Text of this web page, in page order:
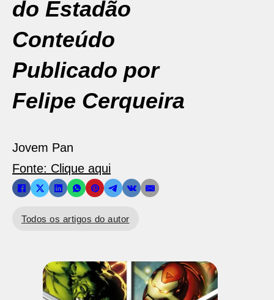
do Estadão
Conteúdo
Publicado por
Felipe Cerqueira
Jovem Pan
Fonte: Clique aqui
Todos os artigos do autor